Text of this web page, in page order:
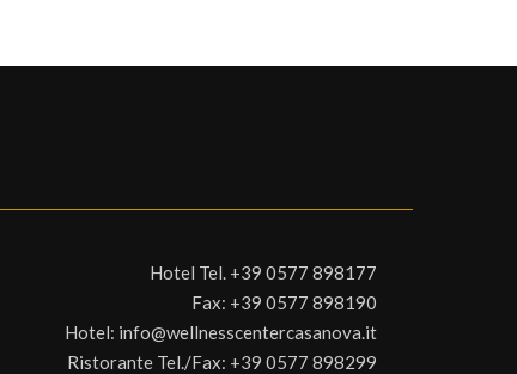
Hotel Tel. +39 0577 898177
Fax: +39 0577 898190
Hotel: info@wellnesscentercasanova.it
Ristorante Tel./Fax: +39 0577 898299